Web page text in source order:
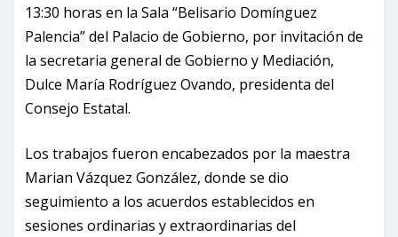
13:30 horas en la Sala “Belisario Domínguez
Palencia” del Palacio de Gobierno, por invitación de
la secretaria general de Gobierno y Mediación,
Dulce María Rodríguez Ovando, presidenta del
Consejo Estatal.
Los trabajos fueron encabezados por la maestra
Marian Vázquez González, donde se dio
seguimiento a los acuerdos establecidos en
sesiones ordinarias y extraordinarias del